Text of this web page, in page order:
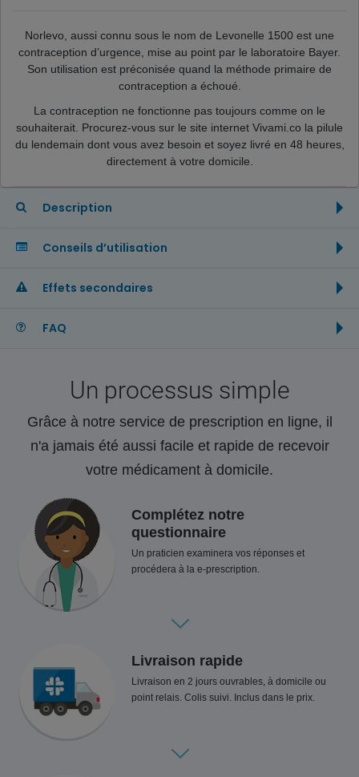
Norlevo, aussi connu sous le nom de Levonelle 1500 est une
contraception d’urgence, mise au point par le laboratoire Bayer.
Son utilisation est préconisée quand la méthode primaire de
contraception a échoué.
La contraception ne fonctionne pas toujours comme on le
souhaiterait. Procurez-vous sur le site internet Vivami.co la pilule
du lendemain dont vous avez besoin et soyez livré en 48 heures,
directement à votre domicile.
Description
Conseils d’utilisation
Effets secondaires
FAQ
Un processus simple
Grâce à notre service de prescription en ligne, il
n'a jamais été aussi facile et rapide de recevoir
votre médicament à domicile.
Complétez notre
questionnaire
Un praticien examinera vos réponses et
procédera à la e-prescription.
Livraison rapide
Livraison en 2 jours ouvrables, à domicile ou
point relais. Colis suivi. Inclus dans le prix.